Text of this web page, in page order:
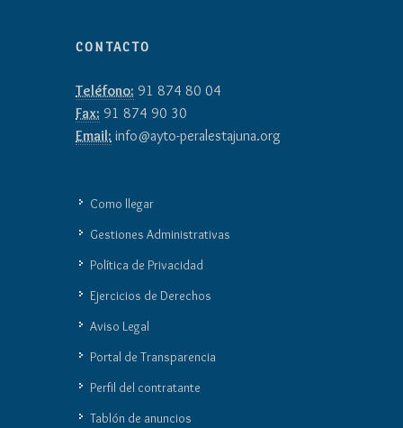
CONTACTO
Teléfono: 91 874 80 04
Fax: 91 874 90 30
Email: info@ayto-peralestajuna.org
Como llegar
Gestiones Administrativas
Política de Privacidad
Ejercicios de Derechos
Aviso Legal
Portal de Transparencia
Perfil del contratante
Tablón de anuncios